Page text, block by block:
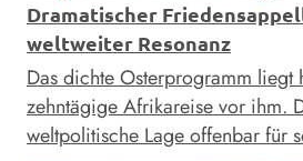
Dramatischer
weltweiter Resonanz
Das dichte Osterprogramm liegt
zehntägige Afrikareise vor ihm.
weltpolitische Lage offenbar für